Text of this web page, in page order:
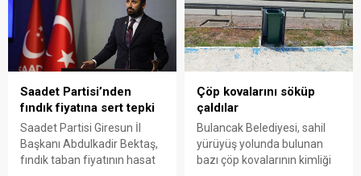
yaşanırken polis geniş çaplı
soruşturma başlattı.
Müdürlüğü ile ilgili kurumları
denetime çağırdı. Akdoğan,
yüzde 50’ye ulaşan fiyat
farklarının araştırılması
gerektiğini söyledi.
Saadet Partisi’nden
fındık fiyatına sert tepki
Saadet Partisi Giresun İl
Başkanı Abdulkadir Bektaş,
fındık taban fiyatının hasat
Çöp kovalarını söküp
çaldılar
Bulancak Belediyesi, sahil
yürüyüş yolunda bulunan
bazı çöp kovalarının kimliği